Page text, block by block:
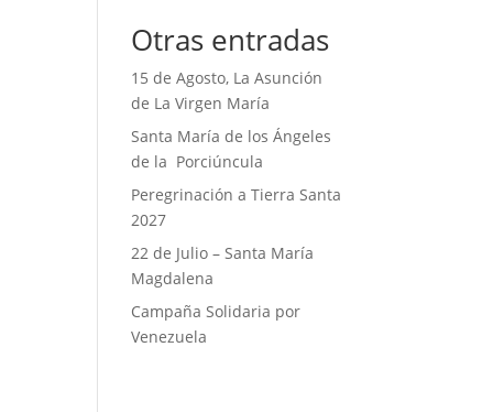
Otras entradas
15 de Agosto, La Asunción
de La Virgen María
Santa María de los Ángeles
de la Porciúncula
Peregrinación a Tierra Santa
2027
22 de Julio – Santa María
Magdalena
Campaña Solidaria por
Venezuela